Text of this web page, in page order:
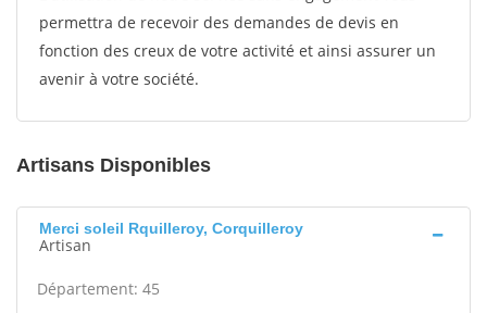
permettra de recevoir des demandes de devis en
fonction des creux de votre activité et ainsi assurer un
avenir à votre société.
Artisans Disponibles
Merci soleil Rquilleroy, Corquilleroy
Artisan
Département: 45